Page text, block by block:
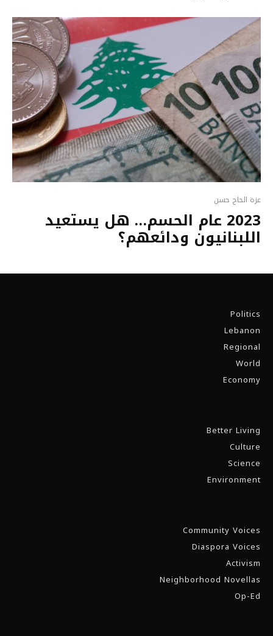
عزة الحاج حسن
2023 عام الحسم… هل يستعيد
اللبنانيون ودائعهم؟
Politics
Lebanon
Regional
World
Economy
Better Living
Culture
Science
Environment
Community Voices
Diaspora Voices
Activism
Neighborhood Novellas
Op-Ed